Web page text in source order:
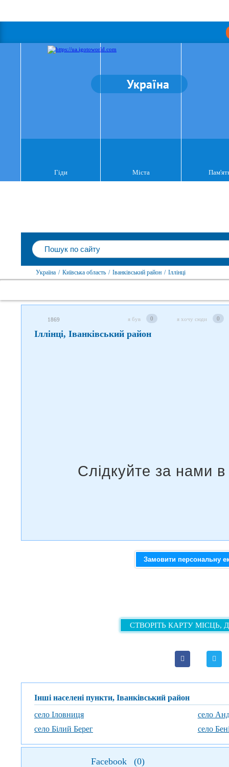
Україна
Гіди Міста
Україна / Київська область / Іванківський район / Іллінці
1869 я був 0 я хочу сюди 0
Іллінці, Іванківський район
Замовити персональну
СТВОРІТЬ КАРТУ МІСЦЬ,
Інші населені пункти, Іванківський район
село Іловниця
село
село Білий Берег
село
Facebook (0)